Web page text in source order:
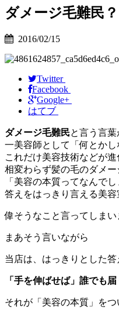
ダメージ毛難民？
2016/02/15
Twitter
Facebook
Google+
はてブ
ダメージ毛難民と言う言
一美容師として「何とかし
これだけ美容技術などが
相変わらず髪の毛のダメ
「美容の本質ってなんでし
答えをはっきり言える美容
偉そうなこと言ってしまい
まあそう言いながら
当店は、はっきりとした
「手を伸ばせば」誰でも
それが「美容の本質」を